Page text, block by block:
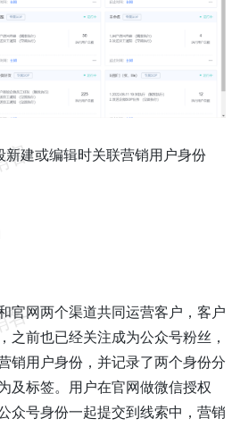
建或编辑时关联营销用户身份
官网两个渠道共同运营客户，客户
之前也已经关注成为公众号粉丝，
销用户身份，并记录了两个身份分
及标签。用户在官网做微信授权
众号身份一起提交到线索中，营销